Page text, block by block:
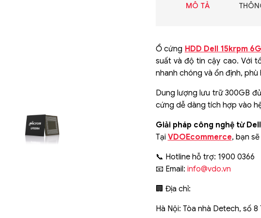
MÔ TẢ
Ổ cứng HDD Dell 15krpm
suất và độ tin cậy cao. Với
nhanh chóng và ổn định,
Dung lượng lưu trữ 300GB
cứng dễ dàng tích hợp vào
Giải pháp công nghệ từ
Tại VDOEcommerce, bạn
📞 Hotline hỗ trợ: 1900 0366
📧 Email: info@vdo.vn
🏢 Địa chỉ:
Hà Nội: Tòa nhà Detech, số
Liên hệ
GDDR - GDDR6